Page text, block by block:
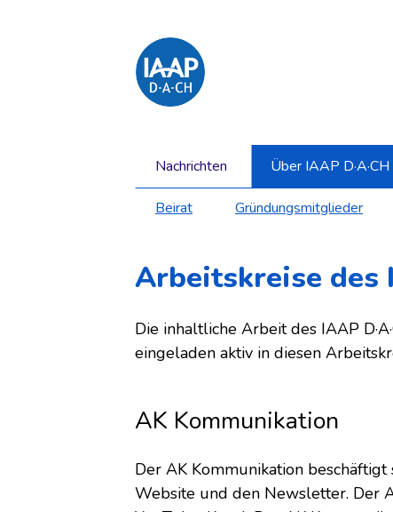
zum
Inhalt
springen
Navigation
überspringen
Hauptnavigation
Nachrichten Über IAAP D·A·CH
Navigation
Untermenü
Beirat Gründungsmitglieder
Arbeitskreise des
Die inhaltliche Arbeit des IAAP
eingeladen aktiv in diesen
AK Kommunikation
Der AK Kommunikation
Website und den Newsletter. Der